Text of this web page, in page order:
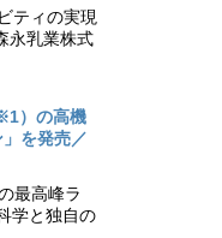
ティの実現
永乳業株式
）の高機
を発売／
最高峰ラ
学と独自の